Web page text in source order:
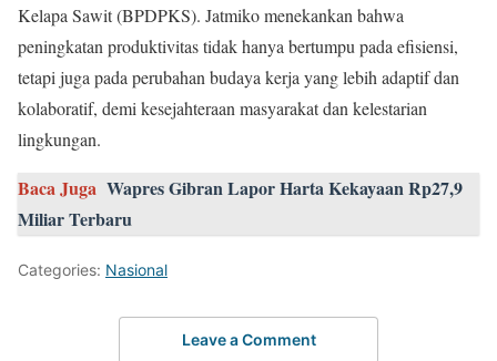
Kelapa Sawit (BPDPKS). Jatmiko menekankan bahwa
peningkatan produktivitas tidak hanya bertumpu pada efisiensi,
tetapi juga pada perubahan budaya kerja yang lebih adaptif dan
kolaboratif, demi kesejahteraan masyarakat dan kelestarian
lingkungan.
Baca Juga Wapres Gibran Lapor Harta Kekayaan Rp27,9
Miliar Terbaru
Categories: Nasional
Leave a Comment